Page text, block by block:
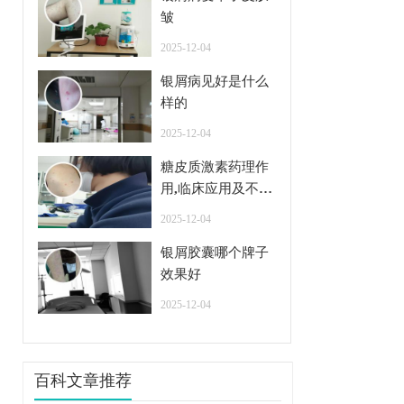
皱
2025-12-04
银屑病见好是什么
样的
2025-12-04
糖皮质激素药理作
用,临床应用及不良
2025-12-04
银屑胶囊哪个牌子
效果好
2025-12-04
百科文章推荐